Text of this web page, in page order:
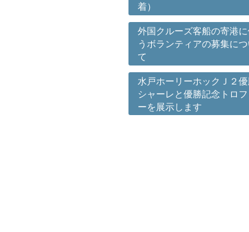
着）
外国クルーズ客船の寄港
うボランティアの募集に
て
水戸ホーリーホックＪ２優
シャーレと優勝記念トロフ
ーを展示します